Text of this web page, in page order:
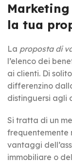
la tua
La proposta di
l’elenco dei
ai clienti. Di
differenzino
distinguersi agli
Si tratta di un
frequentemente
vantaggi
immobiliare o